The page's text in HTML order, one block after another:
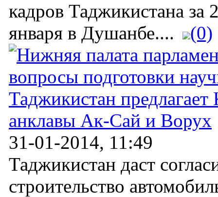
кадров Таджикистана за
января в Душанбе....
(0)
Таджикистан
анклавы Ак-Сай и Ворух
31-01-2014, 11:49
Таджикистан даст
строительство